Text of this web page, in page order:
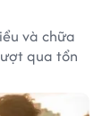
và chữa
qua tổn